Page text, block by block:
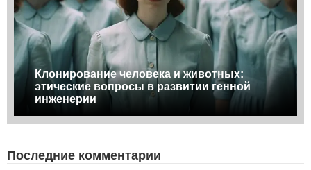
Клонирование человека и животных:
этические вопросы в развитии генной
инженерии
Последние комментарии